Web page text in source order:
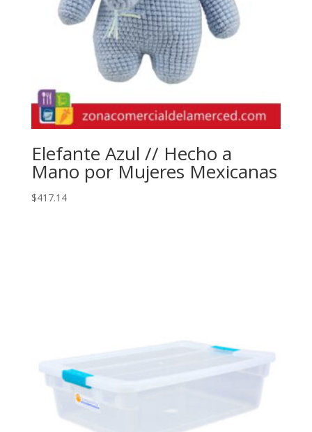
Elefante Azul // Hecho a
Mano por Mujeres Mexicanas
$417.14